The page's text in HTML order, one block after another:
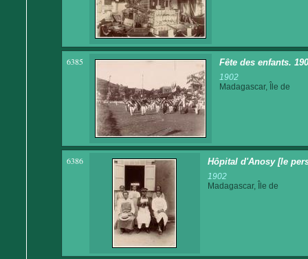
6385 Fête des enfants.
1902
Madagascar, Île de
6386 Hôpital d'Anosy [le
1902
Madagascar, Île de